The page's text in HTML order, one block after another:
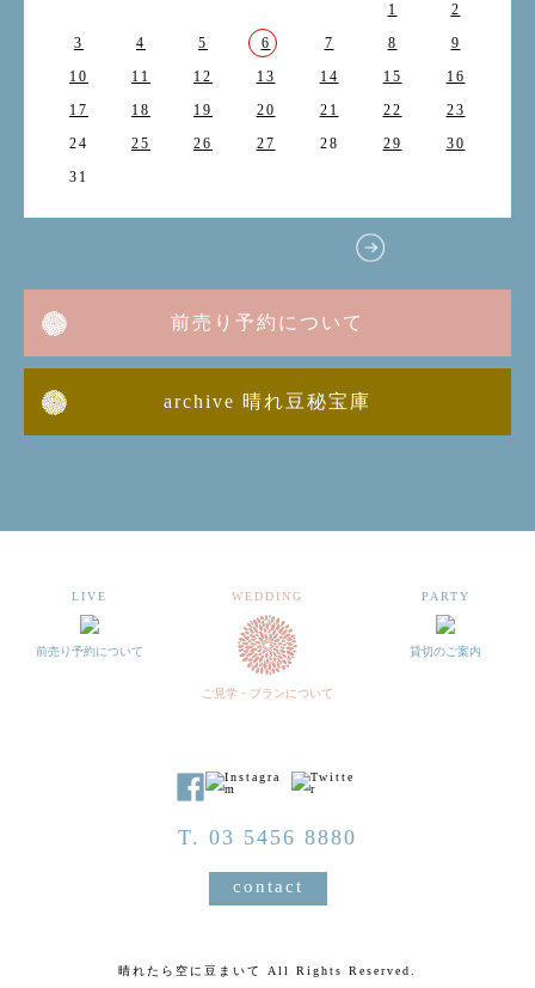
1
2
3
4 5 6 7 8
9
10
11 12 13 14 15
16
17
18 19 20 21 22
23
24
25 26 27 28 29
30
31
前売り予約について
archive 晴れ豆秘宝庫
LIVE
前売り予約について
WEDDING
ご見学・プランについて
PARTY
貸切のご案内
T. 03 5456 8880
contact
晴れたら空に豆まいて All Rights Reserved.